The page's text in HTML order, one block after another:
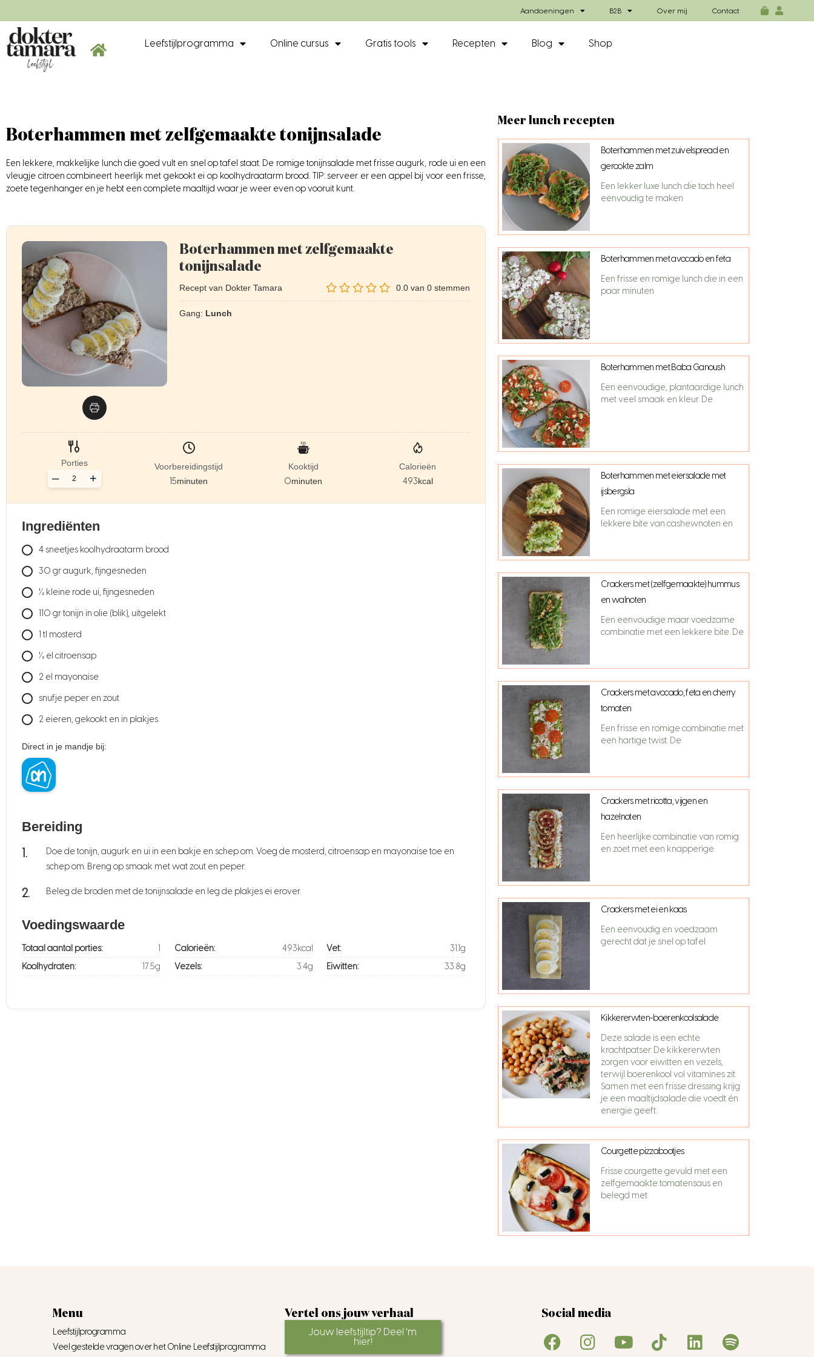
Aandoeningen B2B Over mij Contact
Leefstijlprogramma Online cursus Gratis tools Recepten Blog Shop
Boterhammen met zelfgemaakte tonijnsalade
Een lekkere, makkelijke lunch die goed vult en snel op tafel staat. De romige tonijnsalade met frisse augurk, rode ui en een
vleugje citroen combineert heerlijk met gekookt ei op koolhydraatarm brood. TIP: serveer er een appel bij voor een frisse,
zoete tegenhanger en je hebt een complete maaltijd waar je weer even op vooruit kunt.
Boterhammen met zelfgemaakte
tonijnsalade
Recept van Dokter Tamara 0.0 van0 stemmen
Gang: Lunch
Porties
+
–
Voorbereidingstijd
15minuten
Kooktijd
0minuten
Calorieën
493kcal
Ingrediënten
4 sneetjes koolhydraatarm brood
30 graugurk, fijngesneden
1⁄2 kleine rode ui, fijngesneden
110 grtonijn in olie (blik), uitgelekt
1 tl mosterd
1⁄2 el citroensap
2 el mayonaise
snufje peper en zout
2 eieren, gekookt en in plakjes
Direct in je mandje bij:
Bereiding
Doe de tonijn, augurk en ui in een bakje en schep om. Voeg de mosterd, citroensap en mayonaise toe en
schep om. Breng op smaak met wat zout en peper.
Beleg de broden met de tonijnsalade en leg de plakjes ei erover.
Voedingswaarde
Totaal aantal porties: 1 Calorieën: 493kcal Vet:
31.1g
Koolhydraten:
17.5g Vezels: 3.4g Eiwitten: 33.8g
Meer lunch recepten
Boterhammen met zuivelspread en
gerookte zalm
Een lekker luxe lunch die toch heel
eenvoudig te maken
Boterhammen met avocado en feta
Een frisse en romige lunch die in een
paar minuten
Boterhammen met Baba Ganoush
Een eenvoudige, plantaardige lunch
met veel smaak en kleur. De
Boterhammen met eiersalade met
ijsbergsla
Een romige eiersalade met een
lekkere bite van cashewnoten en
Crackers met (zelfgemaakte) hummus
en walnoten
Een eenvoudige maar voedzame
combinatie met een lekkere bite. De
Crackers met avocado, feta en cherry
tomaten
Een frisse en romige combinatie met
een hartige twist. De
Crackers met ricotta, vijgen en
hazelnoten
Een heerlijke combinatie van romig
en zoet met een knapperige
Crackers met ei en kaas
Een eenvoudig en voedzaam
gerecht dat je snel op tafel
Kikkererwten-boerenkoolsalade
Deze salade is een echte
krachtpatser. De kikkererwten
zorgen voor eiwitten en vezels,
terwijl boerenkool vol vitamines zit.
Samen met een frisse dressing krijg
je een maaltijdsalade die voedt én
energie geeft.
Courgette pizzabootjes
Frisse courgette gevuld met een
zelfgemaakte tomatensaus en
belegd met
Menu
Leefstijlprogramma
Veel gestelde vragen over het Online Leefstijlprogramma
Vertel ons jouw verhaal
Jouw leefstijltip? Deel 'm
hier!
Social media